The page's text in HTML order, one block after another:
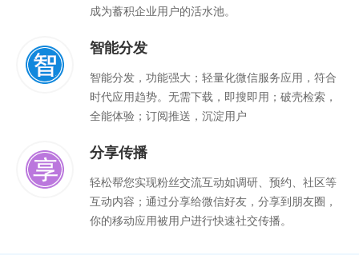
成为蓄积企业用户的活水池。
智能分发
智能分发，功能强大；轻量化微信服务应用，符合
时代应用趋势。无需下载，即搜即用；破壳检索，
全能体验；订阅推送，沉淀用户
分享传播
轻松帮您实现粉丝交流互动如调研、预约、社区等
互动内容；通过分享给微信好友，分享到朋友圈，
你的移动应用被用户进行快速社交传播。